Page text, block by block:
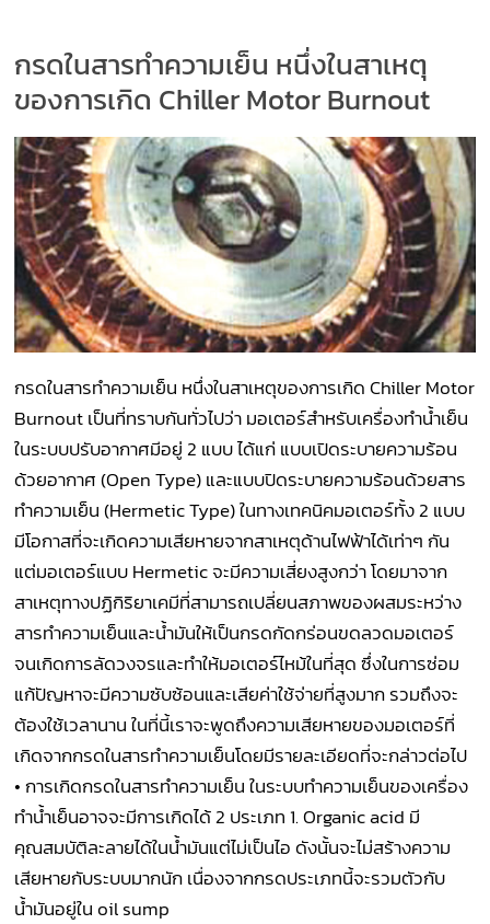
กรดในสารทำความเย็น หนึ่งในสาเหตุ
ของการเกิด Chiller Motor Burnout
กรดในสารทำความเย็น หนึ่งในสาเหตุของการเกิด Chiller Motor
Burnout เป็นที่ทราบกันทั่วไปว่า มอเตอร์สำหรับเครื่องทำน้ำเย็น
ในระบบปรับอากาศมีอยู่ 2 แบบ ได้แก่ แบบเปิดระบายความร้อน
ด้วยอากาศ (Open Type) และแบบปิดระบายความร้อนด้วยสาร
ทำความเย็น (Hermetic Type) ในทางเทคนิคมอเตอร์ทั้ง 2 แบบ
มีโอกาสที่จะเกิดความเสียหายจากสาเหตุด้านไฟฟ้าได้เท่าๆ กัน
แต่มอเตอร์แบบ Hermetic จะมีความเสี่ยงสูงกว่า โดยมาจาก
สาเหตุทางปฏิกิริยาเคมีที่สามารถเปลี่ยนสภาพของผสมระหว่าง
สารทำความเย็นและน้ำมันให้เป็นกรดกัดกร่อนขดลวดมอเตอร์
จนเกิดการลัดวงจรและทำให้มอเตอร์ไหม้ในที่สุด ซึ่งในการซ่อม
แก้ปัญหาจะมีความซับซ้อนและเสียค่าใช้จ่ายที่สูงมาก รวมถึงจะ
ต้องใช้เวลานาน ในที่นี้เราจะพูดถึงความเสียหายของมอเตอร์ที่
เกิดจากกรดในสารทำความเย็นโดยมีรายละเอียดที่จะกล่าวต่อไป
• การเกิดกรดในสารทำความเย็น ในระบบทำความเย็นของเครื่อง
ทำน้ำเย็นอาจจะมีการเกิดได้ 2 ประเภท 1. Organic acid มี
คุณสมบัติละลายได้ในน้ำมันแต่ไม่เป็นไอ ดังนั้นจะไม่สร้างความ
เสียหายกับระบบมากนัก เนื่องจากกรดประเภทนี้จะรวมตัวกับ
น้ำมันอยู่ใน oil sump